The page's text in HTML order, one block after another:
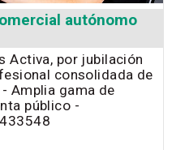
autónomo
Activa, por jubilación
consolidada de
Amplia gama de
público -